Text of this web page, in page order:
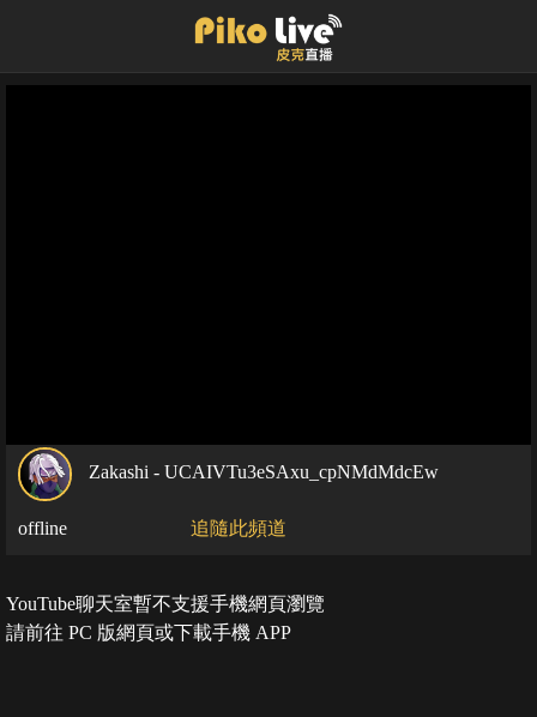
Zakashi - UCAIVTu3eSAxu_cpNMdMdcEw
offline 追隨此頻道
YouTube聊天室暫不支援手機網頁瀏覽
請前往 PC 版網頁或下載手機 APP